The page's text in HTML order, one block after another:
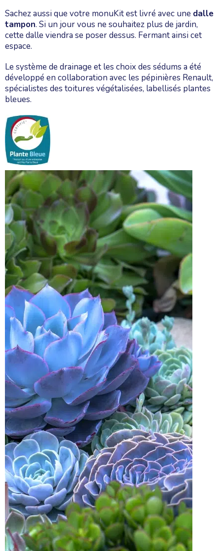
Sachez aussi que votre monuKit est livré avec une dalle
tampon. Si un jour vous ne souhaitez plus de jardin,
cette dalle viendra se poser dessus. Fermant ainsi cet
espace.
Le système de drainage et les choix des sédums a été
développé en collaboration avec les pépinières Renault,
spécialistes des toitures végétalisées, labellisés plantes
bleues.